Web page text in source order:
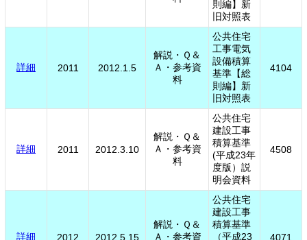
則編】新
旧対照表
詳細 2011 2012.1.5
解説・Ｑ＆
Ａ・参考資
料
公共住宅
工事電気
設備積算
基準【総
則編】新
旧対照表
4104
詳細 2011 2012.3.10
解説・Ｑ＆
Ａ・参考資
料
公共住宅
建設工事
積算基準
(平成23年
度版）説
明会資料
4508
詳細 2012 2012.5.15
解説・Ｑ＆
Ａ・参考資
公共住宅
建設工事
積算基準
（平成23
4071